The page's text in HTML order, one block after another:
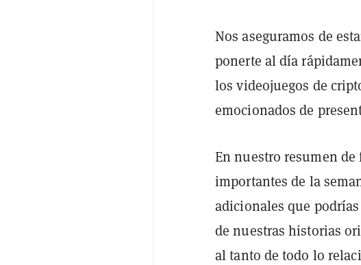
Nos aseguramos de
ponerte al día
los videojuegos de
emocionados de
En nuestro resumen
importantes de la
adicionales que
de nuestras historias
al tanto de todo lo